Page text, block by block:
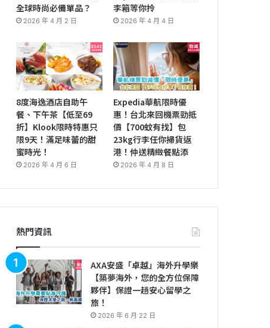
全球時尚必備單品？
2026 年 4 月 2 日
李箱等你拎
2026 年 4 月 4 日
8度海逸酒店自助午
餐、下午茶【低至69
折】Klook限時特惠只
限9天！滿足味蕾的甜
蜜時光！
2026 年 4 月 6 日
Expedia華航限時優
惠！台北來回機票勁抵
價【700蚊有找】包
23kg行李任你掃貨返
港！仲送精緻餐點添
2026 年 4 月 8 日
熱門資訊
AXA安盛「卓越」海外升學樂
【築夢海外，您的全方位保障
夥伴】保證一趟安心留學之
旅！
2026 年 6 月 22 日